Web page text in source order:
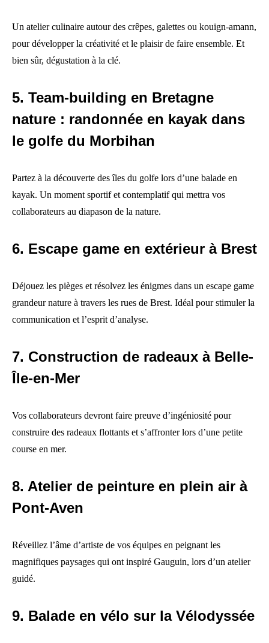
Un atelier culinaire autour des crêpes, galettes ou kouign-amann,
pour développer la créativité et le plaisir de faire ensemble. Et
bien sûr, dégustation à la clé.
5. Team-building en Bretagne
nature : randonnée en kayak dans
le golfe du Morbihan
Partez à la découverte des îles du golfe lors d’une balade en
kayak. Un moment sportif et contemplatif qui mettra vos
collaborateurs au diapason de la nature.
6. Escape game en extérieur à Brest
Déjouez les pièges et résolvez les énigmes dans un escape game
grandeur nature à travers les rues de Brest. Idéal pour stimuler la
communication et l’esprit d’analyse.
7. Construction de radeaux à Belle-
Île-en-Mer
Vos collaborateurs devront faire preuve d’ingéniosité pour
construire des radeaux flottants et s’affronter lors d’une petite
course en mer.
8. Atelier de peinture en plein air à
Pont-Aven
Réveillez l’âme d’artiste de vos équipes en peignant les
magnifiques paysages qui ont inspiré Gauguin, lors d’un atelier
guidé.
9. Balade en vélo sur la Vélodyssée